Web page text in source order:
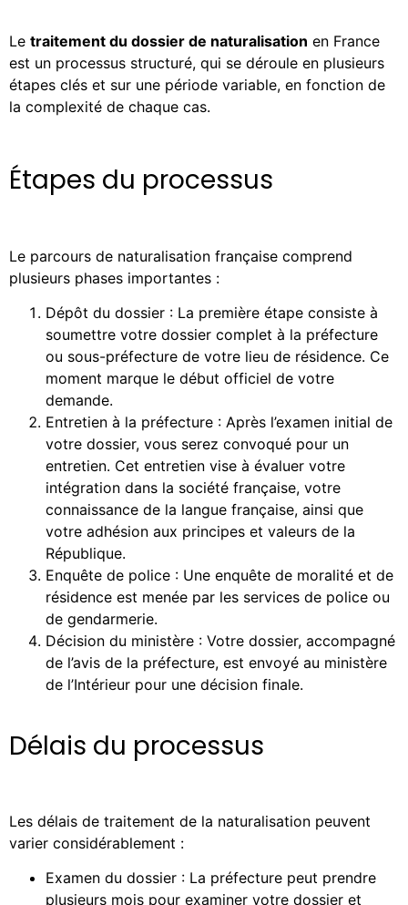
Le traitement du dossier de naturalisation en France
est un processus structuré, qui se déroule en plusieurs
étapes clés et sur une période variable, en fonction de
la complexité de chaque cas.
Étapes du processus
Le parcours de naturalisation française comprend
plusieurs phases importantes :
Dépôt du dossier : La première étape consiste à
soumettre votre dossier complet à la préfecture
ou sous-préfecture de votre lieu de résidence. Ce
moment marque le début officiel de votre
demande.
Entretien à la préfecture : Après l’examen initial de
votre dossier, vous serez convoqué pour un
entretien. Cet entretien vise à évaluer votre
intégration dans la société française, votre
connaissance de la langue française, ainsi que
votre adhésion aux principes et valeurs de la
République.
Enquête de police : Une enquête de moralité et de
résidence est menée par les services de police ou
de gendarmerie.
Décision du ministère : Votre dossier, accompagné
de l’avis de la préfecture, est envoyé au ministère
de l’Intérieur pour une décision finale.
Délais du processus
Les délais de traitement de la naturalisation peuvent
varier considérablement :
Examen du dossier : La préfecture peut prendre
plusieurs mois pour examiner votre dossier et